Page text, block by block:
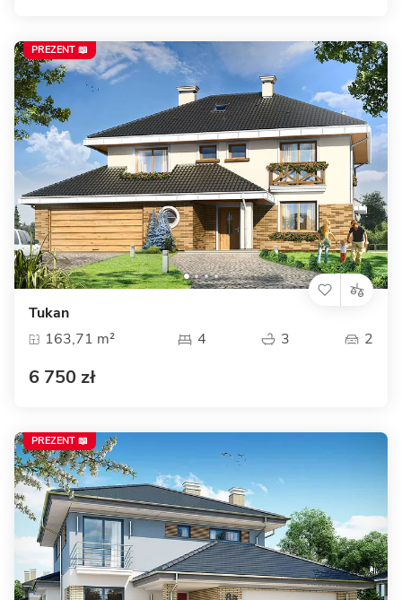
Tukan
163,71 m²
4 3 2
6 750 zł
PREZENT 📖
PREZENT 📖